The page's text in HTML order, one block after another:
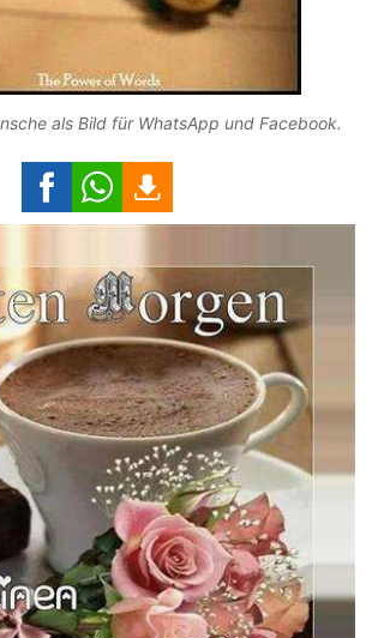
als Bild für WhatsApp und Facebook.